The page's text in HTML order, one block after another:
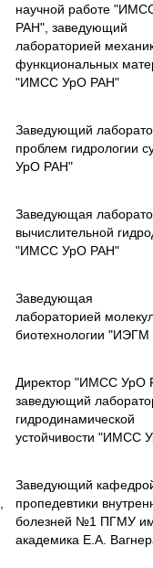
научной работе
РАН", заведующий
лабораторией
функциональных
"ИМСС УрО РАН"
Заведующий
проблем гидрологии
УрО РАН"
Заведующая
вычислительной
"ИМСС УрО РАН"
Заведующая
лабораторией
биотехнологии
Директор "ИМСС УрО
заведующий
гидродинамической
устойчивости "ИМСС
Заведующий
пропедевтики
болезней №1 ПГМУ
академика Е.А.